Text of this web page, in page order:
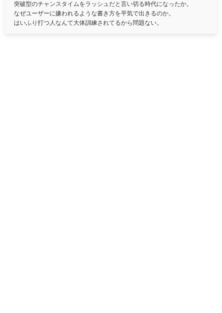
突破型のチャンスタイムをラッシュだと言い切る時代になったか。
なぜユーザーに嫌われるような書き方を平気で出きるのか。
はいふり打つ人なんて大体訓練されてるから問題ない。